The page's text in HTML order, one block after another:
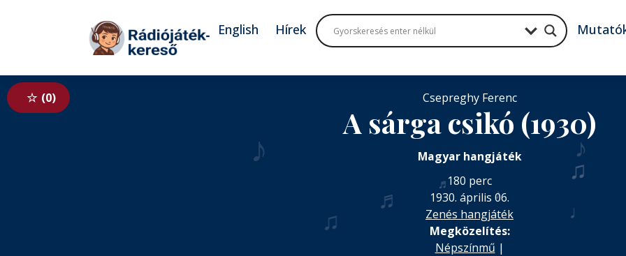
Tovább a tartalomhoz
English Hírek
0
♪
♫
♬
♪
♪
Csepreghy Ferenc
A sárga csikó (1930)
Magyar hangjáték
180 perc
1930. április 06.
Zenés hangjáték
Megközelítés:
Népszínmű |